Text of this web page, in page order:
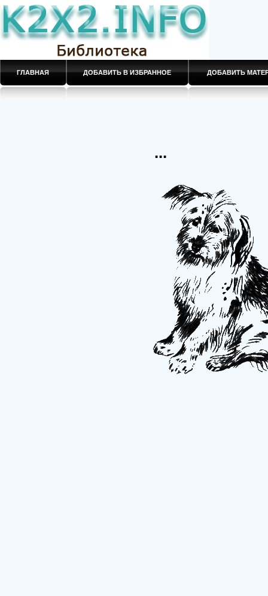
ГЛАВНАЯ ДОБАВИТЬ В ИЗБРАННОЕ ДОБАВИТЬ
...